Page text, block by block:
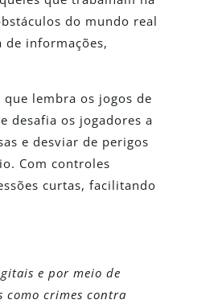
do mundo real
informações,
lembra os jogos de
desafia os jogadores a
e desviar de perigos
Com controles
curtas, facilitando
e por meio de
como crimes contra